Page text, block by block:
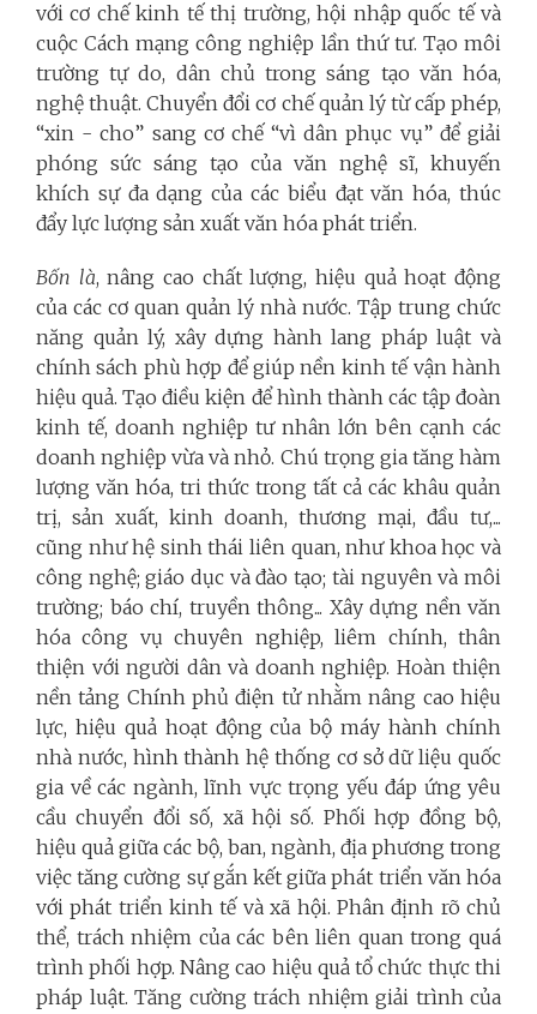
với cơ chế kinh tế thị trường, hội nhập quốc tế và
cuộc Cách mạng công nghiệp lần thứ tư. Tạo môi
trường tự do, dân chủ trong sáng tạo văn hóa,
nghệ thuật. Chuyển đổi cơ chế quản lý từ cấp phép,
“xin - cho” sang cơ chế “vì dân phục vụ” để giải
phóng sức sáng tạo của văn nghệ sĩ, khuyến
khích sự đa dạng của các biểu đạt văn hóa, thúc
đẩy lực lượng sản xuất văn hóa phát triển.
Bốn là, nâng cao chất lượng, hiệu quả hoạt động
của các cơ quan quản lý nhà nước. Tập trung chức
năng quản lý, xây dựng hành lang pháp luật và
chính sách phù hợp để giúp nền kinh tế vận hành
hiệu quả. Tạo điều kiện để hình thành các tập đoàn
kinh tế, doanh nghiệp tư nhân lớn bên cạnh các
doanh nghiệp vừa và nhỏ. Chú trọng gia tăng hàm
lượng văn hóa, tri thức trong tất cả các khâu quản
trị, sản xuất, kinh doanh, thương mại, đầu tư,...
cũng như hệ sinh thái liên quan, như khoa học và
công nghệ; giáo dục và đào tạo; tài nguyên và môi
trường; báo chí, truyền thông... Xây dựng nền văn
hóa công vụ chuyên nghiệp, liêm chính, thân
thiện với người dân và doanh nghiệp. Hoàn thiện
nền tảng Chính phủ điện tử nhằm nâng cao hiệu
lực, hiệu quả hoạt động của bộ máy hành chính
nhà nước, hình thành hệ thống cơ sở dữ liệu quốc
gia về các ngành, lĩnh vực trọng yếu đáp ứng yêu
cầu chuyển đổi số, xã hội số. Phối hợp đồng bộ,
hiệu quả giữa các bộ, ban, ngành, địa phương trong
việc tăng cường sự gắn kết giữa phát triển văn hóa
với phát triển kinh tế và xã hội. Phân định rõ chủ
thể, trách nhiệm của các bên liên quan trong quá
trình phối hợp. Nâng cao hiệu quả tổ chức thực thi
pháp luật. Tăng cường trách nhiệm giải trình của